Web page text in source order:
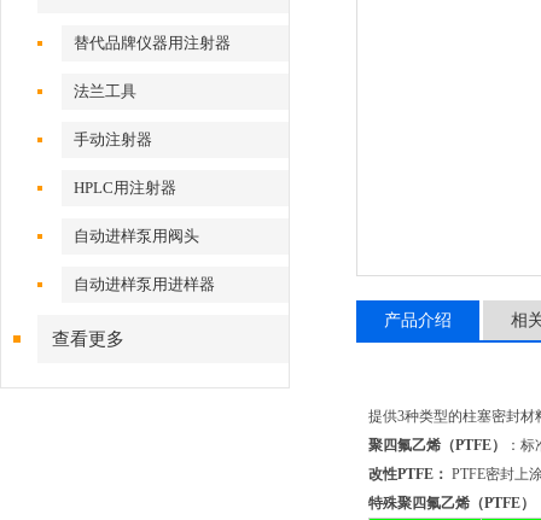
替代品牌仪器用注射器
法兰工具
手动注射器
HPLC用注射器
自动进样泵用阀头
自动进样泵用进样器
查看更多
产品介绍 相
提供3种类型的柱塞密封材
聚四氟乙烯（PTFE）
：
改性PTFE： PTFE密封上
特殊聚四氟乙烯（PTFE）